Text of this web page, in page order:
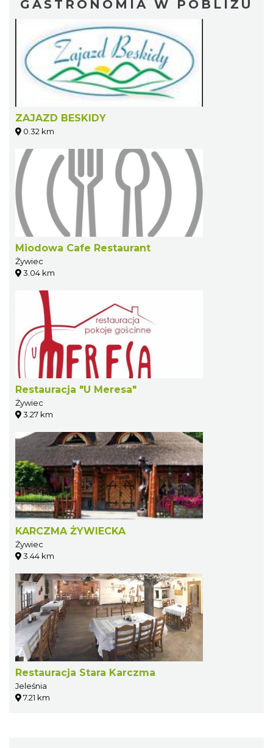
GASTRONOMIA W POBLIŻU
ZAJAZD BESKIDY
0.32 km
Miodowa Cafe Restaurant
Żywiec
3.04 km
Restauracja "U Meresa"
Żywiec
3.27 km
KARCZMA ŻYWIECKA
Żywiec
3.44 km
Restauracja Stara Karczma
Jeleśnia
7.21 km